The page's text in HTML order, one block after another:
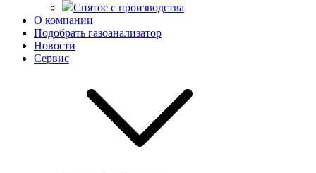
Снятое с производства
О компании
Подобрать газоанализатор
Новости
Сервис